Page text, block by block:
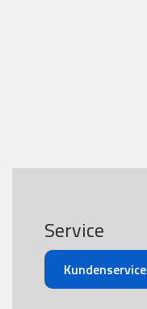
Service
Kundenservice